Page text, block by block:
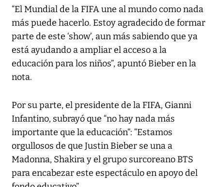
“El Mundial de la FIFA une al mundo como nada
más puede hacerlo. Estoy agradecido de formar
parte de este ‘show’, aun más sabiendo que ya
está ayudando a ampliar el acceso a la
educación para los niños”, apuntó Bieber en la
nota.
Por su parte, el presidente de la FIFA, Gianni
Infantino, subrayó que “no hay nada más
importante que la educación”: “Estamos
orgullosos de que Justin Bieber se una a
Madonna, Shakira y el grupo surcoreano BTS
para encabezar este espectáculo en apoyo del